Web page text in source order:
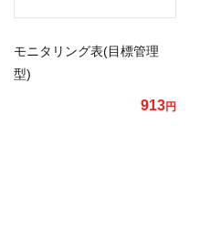
モニタリング表(目標管理
型)
913円